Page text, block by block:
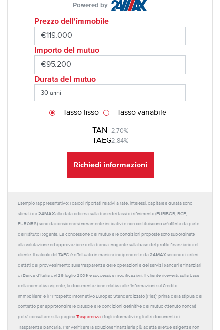
Powered by
Prezzo dell'immobile
Importo del mutuo
Durata del mutuo
TAN 2,70%
TAEG2,84%
Tasso fisso Tasso variabile
Richiedi informazioni
Esempio rappresentativo: I calcoli riportati relativi a rate, interessi, capitale e durata sono
stimati da 24MAX alla data odierna sulla base dei tassi di riferimento (EURIBOR, BCE,
EUROIRS) sono da considerarsi meramente indicativi e non costituiscono un'offerta da parte
dell'Istituto Rogante. La concessione del mutuo e le condizioni proposte sono subordinate
alla valutazione ed approvazione della banca erogante sulla base del profilo finanziario del
cliente. Il calcolo del TAEG è effettuato in maniera indipendente da 24MAX secondo i criteri
dettati dal provvedimento sulla trasparenza delle operazioni e dei servizi bancari e finanziari
di Banca d'Italia del 29 luglio 2009 e successive modificazioni. Il cliente riceverà, sulla base
della normativa vigente, la documentazione relativa alle 'Informazioni sul Credito
Immobiliare' e il “Prospetto Informativo Europeo Standardizzato (Pies)' prima della stipula del
contratto per approfondire le clausole e le condizioni definitive del mutuo ottenuto nonché
potrà consultare sulla pagina Trasparenza i fogli informativi e gli altri documenti di
Trasparenza bancaria. Per verificare la soluzione finanziaria più adatta alle tue esigenze non